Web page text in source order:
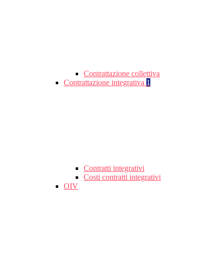
Contrattazione collettiva
Contrattazione integrativa 1
Contratti integrativi
Costi contratti integrativi
OIV